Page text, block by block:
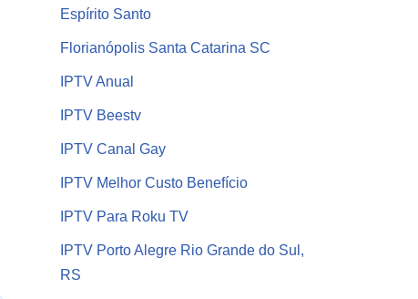
Espírito Santo
Florianópolis Santa Catarina SC
IPTV Anual
IPTV Beestv
IPTV Canal Gay
IPTV Melhor Custo Benefício
IPTV Para Roku TV
IPTV Porto Alegre Rio Grande do Sul,
RS